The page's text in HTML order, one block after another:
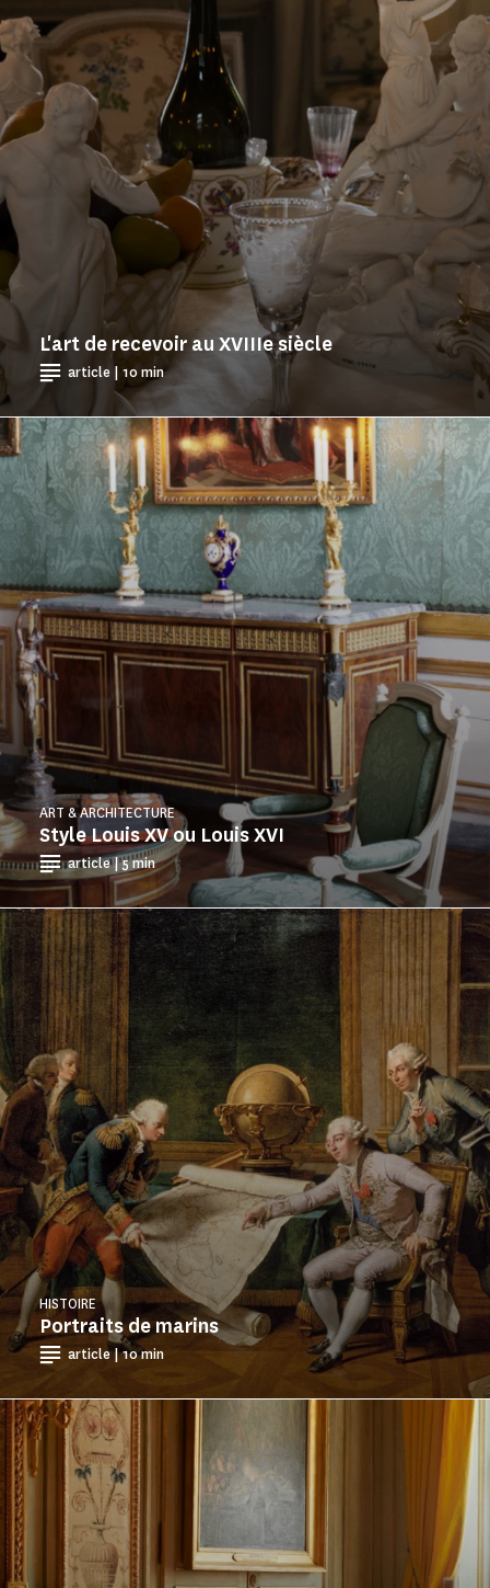
L'art de recevoir au XVIIIe siècle
article | 10 min
Style Louis XV ou Louis XVI
ART & ARCHITECTURE
article | 5 min
Portraits de marins
HISTOIRE
article | 10 min